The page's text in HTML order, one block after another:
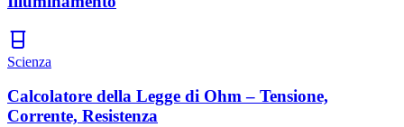
Scienza
Calcolatore della Legge di Ohm – Tensione,
Corrente, Resistenza